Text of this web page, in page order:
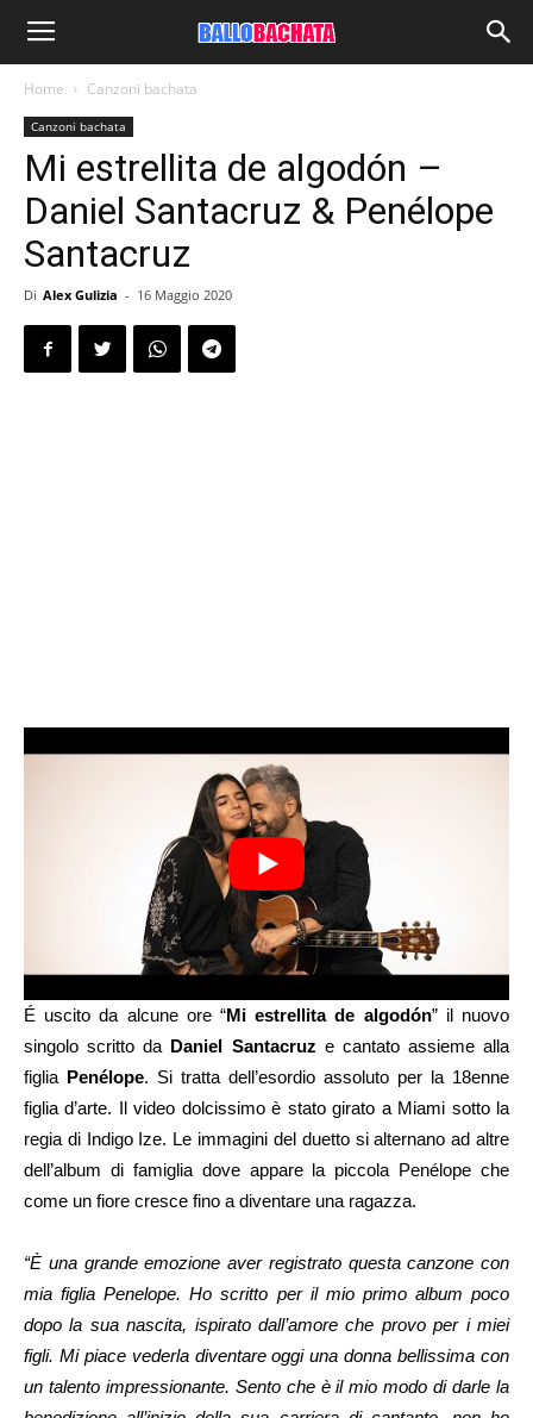
Home Canzoni bachata
Canzoni bachata
Mi estrellita de algodón –
Daniel Santacruz & Penélope
Santacruz
Di Alex Gulizia - 16 Maggio 2020
É uscito da alcune ore “Mi estrellita de algodón” il nuovo
singolo scritto da Daniel Santacruz e cantato assieme alla
figlia Penélope. Si tratta dell’esordio assoluto per la 18enne
figlia d’arte. Il video dolcissimo è stato girato a Miami sotto la
regia di Indigo Ize. Le immagini del duetto si alternano ad altre
dell’album di famiglia dove appare la piccola Penélope che
come un fiore cresce fino a diventare una ragazza.
“È una grande emozione aver registrato questa canzone con
mia figlia Penelope. Ho scritto per il mio primo album poco
dopo la sua nascita, ispirato dall’amore che provo per i miei
figli. Mi piace vederla diventare oggi una donna bellissima con
un talento impressionante. Sento che è il mio modo di darle la